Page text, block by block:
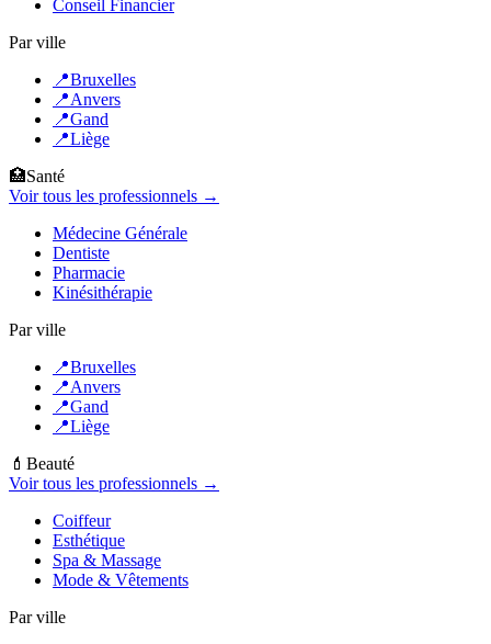
Conseil Financier
Par ville
📍Bruxelles
📍Anvers
📍Gand
📍Liège
🏥Santé
Voir tous les professionnels →
Médecine Générale
Dentiste
Pharmacie
Kinésithérapie
Par ville
📍Bruxelles
📍Anvers
📍Gand
📍Liège
💄 Beauté
Voir tous les professionnels →
Coiffeur
Esthétique
Spa & Massage
Mode & Vêtements
Par ville